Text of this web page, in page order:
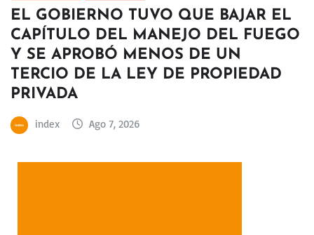
EL GOBIERNO TUVO QUE BAJAR EL
CAPÍTULO DEL MANEJO DEL FUEGO
Y SE APROBÓ MENOS DE UN
TERCIO DE LA LEY DE PROPIEDAD
PRIVADA
index Ago 7, 2026